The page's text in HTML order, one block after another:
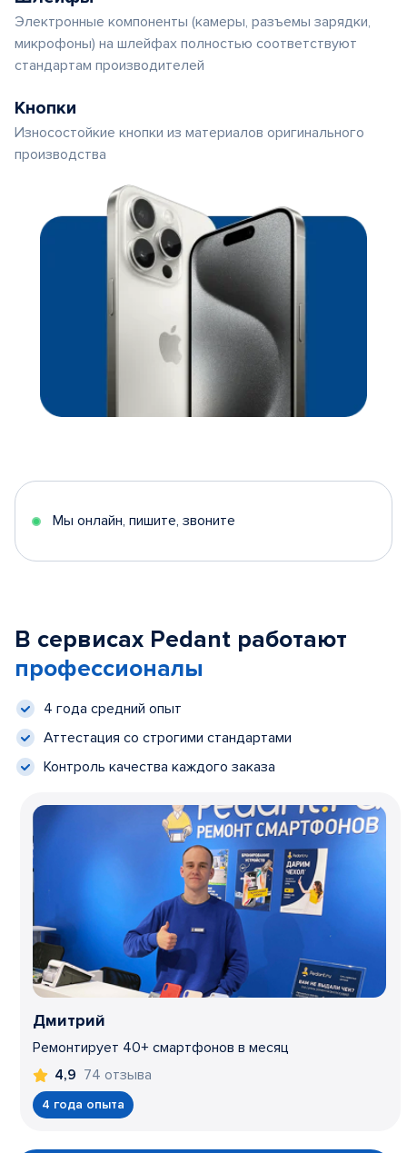
Электронные компоненты (камеры, разъемы зарядки,
микрофоны) на шлейфах полностью соответствуют
стандартам производителей
Кнопки
Износостойкие кнопки из материалов оригинального
производства
Мы онлайн, пишите, звоните
В сервисах Pedant работают
профессионалы
4 года средний опыт
Аттестация со строгими стандартами
Контроль качества каждого заказа
Дмитрий
Ремонтирует 40+ смартфонов в месяц
4,9 74 отзыва
4 года опыта